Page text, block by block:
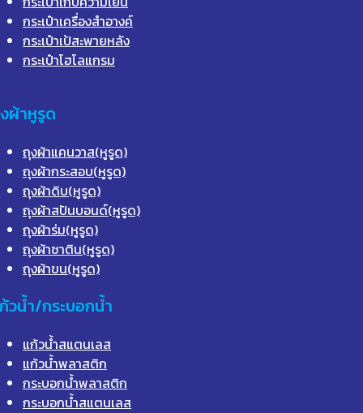
กระเป๋าเครื่องสำอางค์
กระเป๋าเป้สะพายหลัง
กระเป๋าโฮโลแกรม
ผ้าหูรูด
ถุงผ้าแคนวาส(หูรูด)
ถุงผ้ากระสอบ(หูรูด)
ถุงผ้าดิบ(หูรูด)
ถุงผ้าสปันบอนด์(หูรูด)
ถุงผ้าร่ม(หูรูด)
ถุงผ้าซาติน(หูรูด)
ถุงผ้าขน(หูรูด)
วน้ำ/กระบอกน้ำ
แก้วน้ำสแตนเลส
แก้วน้ำพลาสติก
กระบอกน้ำพลาสติก
กระบอกน้ำสแตนเลส